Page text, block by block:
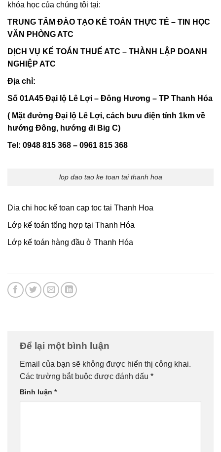
khóa học của chúng tôi tại:
TRUNG TÂM ĐÀO TẠO KẾ TOÁN THỰC TẾ – TIN HỌC
VĂN PHÒNG ATC
DỊCH VỤ KẾ TOÁN THUẾ ATC – THÀNH LẬP DOANH
NGHIỆP ATC
Địa chỉ:
Số 01A45 Đại lộ Lê Lợi – Đông Hương – TP Thanh Hóa
( Mặt đường Đại lộ Lê Lợi, cách bưu điện tỉnh 1km về
hướng Đông, hướng đi Big C)
Tel: 0948 815 368 – 0961 815 368
lop dao tao ke toan tai thanh hoa
Dia chi hoc kế toan cap toc tai Thanh Hoa
Lớp kế toán tổng hợp tại Thanh Hóa
Lớp kế toán hàng đầu ở Thanh Hóa
Để lại một bình luận
Email của bạn sẽ không được hiển thị công khai.
Các trường bắt buộc được đánh dấu *
Bình luận *